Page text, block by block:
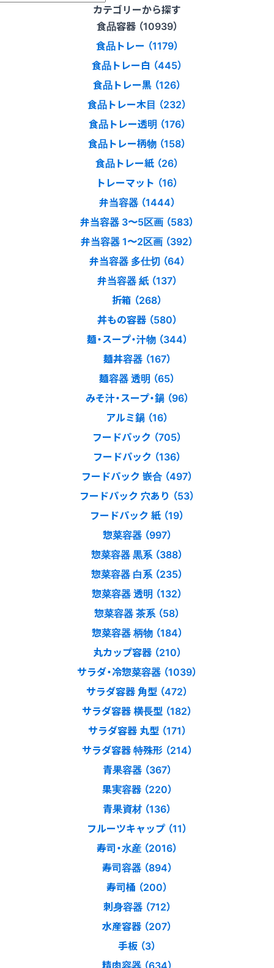
カテゴリーから探す
食品容器 （10939）
食品トレー （1179）
食品トレー白 （445）
食品トレー黒 （126）
食品トレー木目 （232）
食品トレー透明 （176）
食品トレー柄物 （158）
食品トレー紙 （26）
トレーマット （16）
弁当容器 （1444）
弁当容器 3〜5区画 （583）
弁当容器 1〜2区画 （392）
弁当容器 多仕切 （64）
弁当容器 紙 （137）
折箱 （268）
丼もの容器 （580）
麺・スープ・汁物 （344）
麺丼容器 （167）
麺容器 透明 （65）
みそ汁・スープ・鍋 （96）
アルミ鍋 （16）
フードパック （705）
フードパック （136）
フードパック 嵌合 （497）
フードパック 穴あり （53）
フードパック 紙 （19）
惣菜容器 （997）
惣菜容器 黒系 （388）
惣菜容器 白系 （235）
惣菜容器 透明 （132）
惣菜容器 茶系 （58）
惣菜容器 柄物 （184）
丸カップ容器 （210）
サラダ・冷惣菜容器 （1039）
サラダ容器 角型 （472）
サラダ容器 横長型 （182）
サラダ容器 丸型 （171）
サラダ容器 特殊形 （214）
青果容器 （367）
果実容器 （220）
青果資材 （136）
フルーツキャップ （11）
寿司・水産 （2016）
寿司容器 （894）
寿司桶 （200）
刺身容器 （712）
水産容器 （207）
手板 （3）
精肉容器 （634）